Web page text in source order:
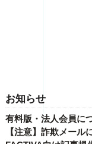
お知らせ
有料版・法人会員に
【注意】詐欺メール